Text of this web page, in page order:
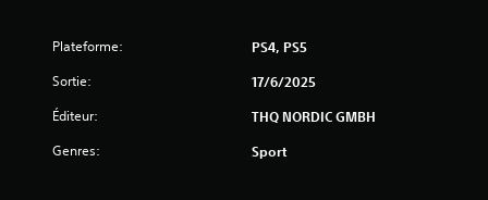
Plateforme: PS4, PS5
Sortie: 17/6/2025
Éditeur: THQ NORDIC GMBH
Genres: Sport